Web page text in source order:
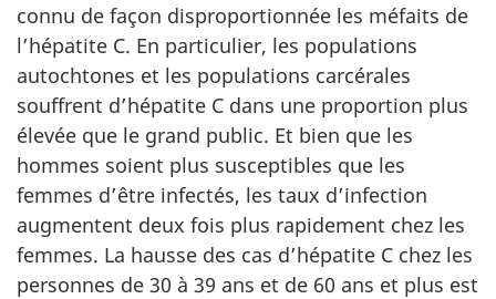
connu de façon disproportionnée les méfaits de
l’hépatite C. En particulier, les populations
autochtones et les populations carcérales
souffrent d’hépatite C dans une proportion plus
élevée que le grand public. Et bien que les
hommes soient plus susceptibles que les
femmes d’être infectés, les taux d’infection
augmentent deux fois plus rapidement chez les
femmes. La hausse des cas d’hépatite C chez les
personnes de 30 à 39 ans et de 60 ans et plus est